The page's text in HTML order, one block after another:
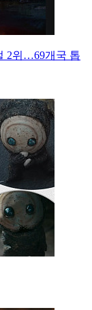
2위…69개국 톱